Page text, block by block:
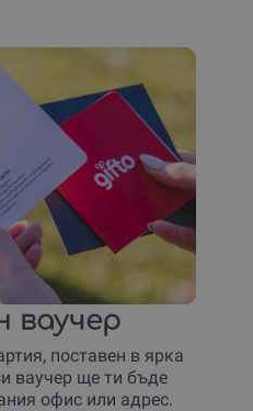
ваучер
поставен в ярка
ваучер ще ти бъде
офис или адрес.